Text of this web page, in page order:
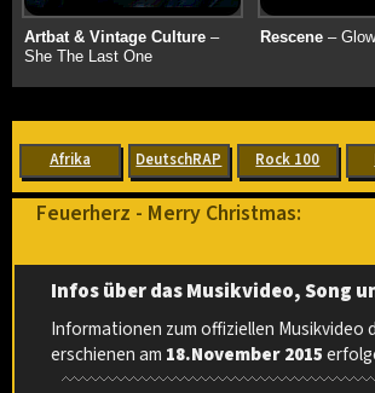
Artbat & Vintage Culture–
She The Last One
Rescene–
Afrika DeutschRAP Rock 100
Feuerherz - Merry Christmas:
Infos über das Musikvideo, Song
Informationen zum offiziellen Musikvideo
erschienen am 18.November 2015